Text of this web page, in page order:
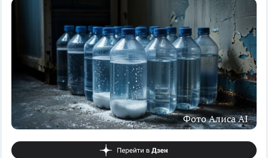
Фото Алиса AI